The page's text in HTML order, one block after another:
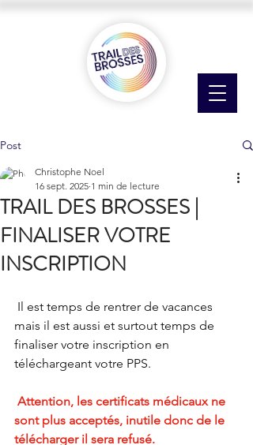
Post
TRAIL DES BROSSES |
FINALISER VOTRE
INSCRIPTION
Christophe Noel
16 sept. 2025 1 min de lecture
Il est temps de rentrer de vacances
mais il est aussi et surtout temps de
finaliser votre inscription en
téléchargeant votre PPS.
Attention, les certificats médicaux ne
sont plus acceptés, inutile donc de le
télécharger il sera refusé.